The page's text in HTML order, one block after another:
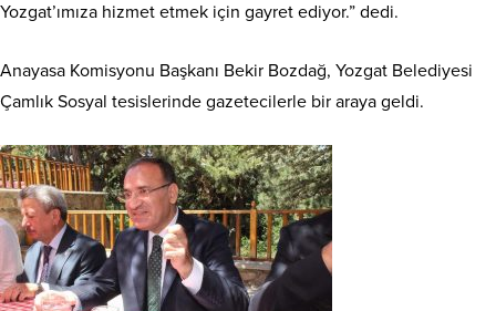
Yozgat’ımıza hizmet etmek için gayret ediyor.” dedi.
Anayasa Komisyonu Başkanı Bekir Bozdağ, Yozgat Belediyesi
Çamlık Sosyal tesislerinde gazetecilerle bir araya geldi.